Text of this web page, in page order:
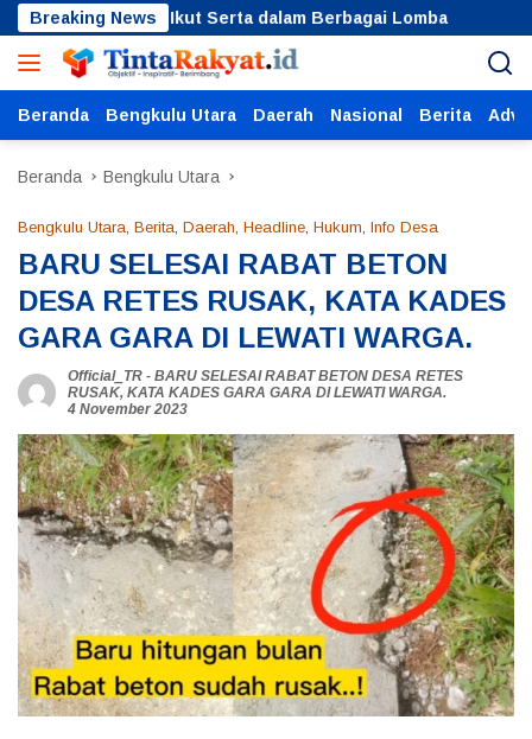
Langsung
ke
konten
Breaking News
Arie Ikut Serta dalam Berbagai Lomba Pemdes
Beranda Bengkulu Utara Daerah Nasional Berita
Beranda Bengkulu Utara
Bengkulu Utara, Berita, Daerah, Headline, Hukum, Info Desa
BARU SELESAI RABAT BETON
DESA RETES RUSAK, KATA KADES
GARA GARA DI LEWATI WARGA.
Official_TR - BARU SELESAI RABAT BETON DESA RETES
RUSAK, KATA KADES GARA GARA DI LEWATI WARGA.
4 November 2023